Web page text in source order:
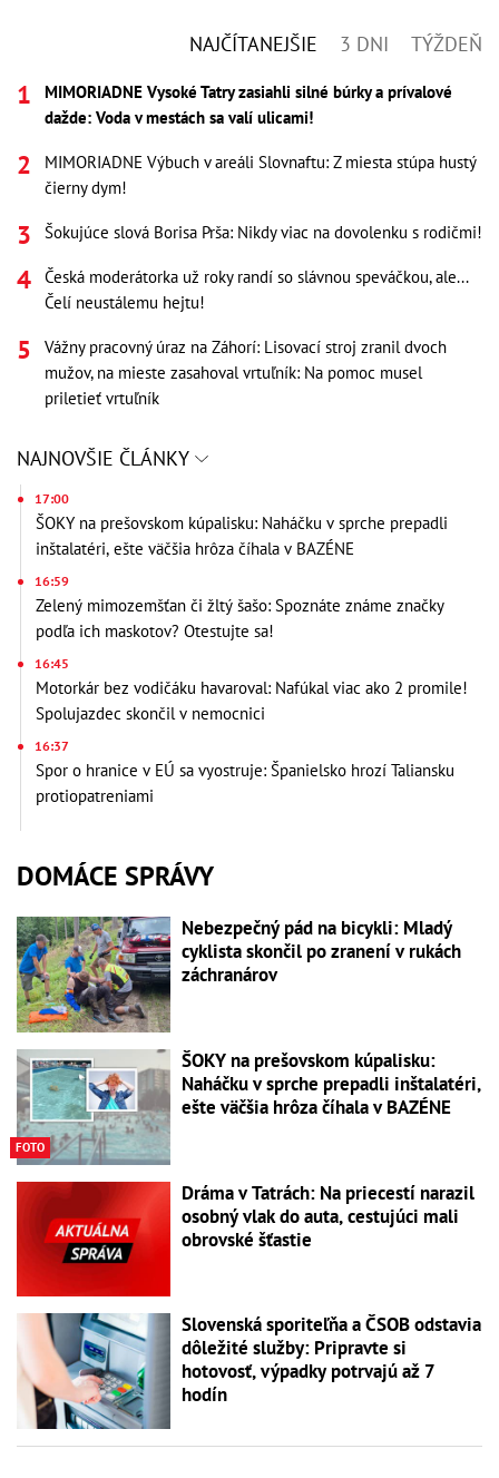
NAJČÍTANEJŠIE 3 DNI TÝŽDEŇ
MIMORIADNE Vysoké Tatry zasiahli silné búrky a prívalové
dažde: Voda v mestách sa valí ulicami!
MIMORIADNE Výbuch v areáli Slovnaftu: Z miesta stúpa hustý
čierny dym!
Šokujúce slová Borisa Prša: Nikdy viac na dovolenku s rodičmi!
Česká moderátorka už roky randí so slávnou speváčkou, ale...
Čelí neustálemu hejtu!
Vážny pracovný úraz na Záhorí: Lisovací stroj zranil dvoch
mužov, na mieste zasahoval vrtuľník: Na pomoc musel
priletieť vrtuľník
NAJNOVŠIE ČLÁNKY
17:00
ŠOKY na prešovskom kúpalisku: Naháčku v sprche prepadli
inštalatéri, ešte väčšia hrôza číhala v BAZÉNE
16:59
Zelený mimozemšťan či žltý šašo: Spoznáte známe značky
podľa ich maskotov? Otestujte sa!
16:45
Motorkár bez vodičáku havaroval: Nafúkal viac ako 2 promile!
Spolujazdec skončil v nemocnici
16:37
Spor o hranice v EÚ sa vyostruje: Španielsko hrozí Taliansku
protiopatreniami
DOMÁCE SPRÁVY
Nebezpečný pád na bicykli: Mladý
cyklista skončil po zranení v rukách
záchranárov
FOTO
ŠOKY na prešovskom kúpalisku:
Naháčku v sprche prepadli inštalatéri,
ešte väčšia hrôza číhala v BAZÉNE
Dráma v Tatrách: Na priecestí narazil
osobný vlak do auta, cestujúci mali
obrovské šťastie
Slovenská sporiteľňa a ČSOB odstavia
dôležité služby: Pripravte si
hotovosť, výpadky potrvajú až 7
hodín